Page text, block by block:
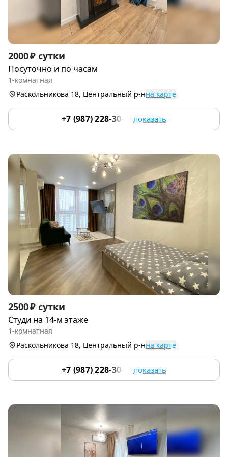
Item
1
of
2000 ₽ сутки
Посуточно и по часам
1-комнатная
Раскольникова 18, Центральный р-нна карте
+7 (987) 228-30-64 показать
Item
1
of
9
2500 ₽ сутки
Студи на 14-м этаже
1-комнатная
Раскольникова 18, Центральный р-нна карте
+7 (987) 228-30-64 показать